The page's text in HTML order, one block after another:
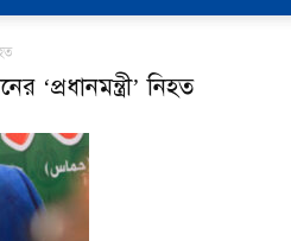
‘প্রধানমন্ত্রী’ নিহত